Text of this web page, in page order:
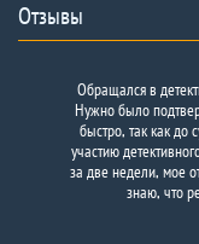
Отзывы
Обращался в
Нужно было
быстро, так как до
участию
за две недели, мое
знаю, что